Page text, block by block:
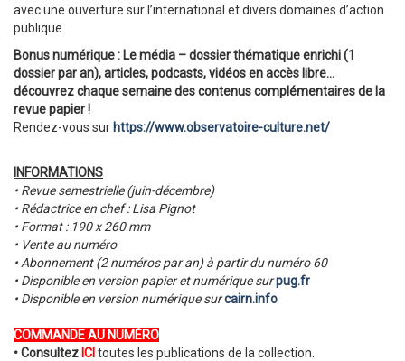
avec une ouverture sur l’international et divers domaines d’action
publique.
Bonus numérique : Le média – dossier thématique enrichi (1
dossier par an), articles, podcasts, vidéos en accès libre…
découvrez chaque semaine des contenus complémentaires de la
revue papier !
Rendez-vous sur https://www.observatoire-culture.net/
INFORMATIONS
• Revue semestrielle (juin-décembre)
• Rédactrice en chef : Lisa Pignot
• Format : 190 x 260 mm
• Vente au numéro
• Abonnement (2 numéros par an) à partir du numéro 60
• Disponible en version papier et numérique surpug.fr
• Disponible en version numérique surcairn.info
COMMANDE AU NUMÉRO
• Consultez ICI toutes les publications de la collection.